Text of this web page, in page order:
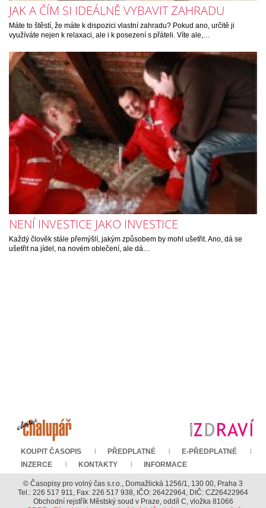
JAK A ČÍM SI IDEÁLNĚ VYBAVIT ZAHRADU
Máte to štěstí, že máte k dispozici vlastní zahradu? Pokud ano, určitě ji
využíváte nejen k relaxaci, ale i k posezení s přáteli. Víte ale,…
NENÍ INVESTICE JAKO INVESTICE
Každý člověk stále přemýšlí, jakým způsobem by mohl ušetřit. Ano, dá se
ušetřit na jídel, na novém oblečení, ale dá…
KOUPIT ČASOPIS PŘEDPLATNÉ
E-PŘEDPLATNÉ
INZERCE
KONTAKTY INFORMACE
© Časopisy pro volný čas s.r.o., Domažlická 1256/1, 130 00, Praha 3
Tel.: 226 517 911, Fax: 226 517 938, IČO: 26422964, DIČ: CZ26422964
Obchodní rejstřík Městský soud v Praze, oddíl C, vložka 81066